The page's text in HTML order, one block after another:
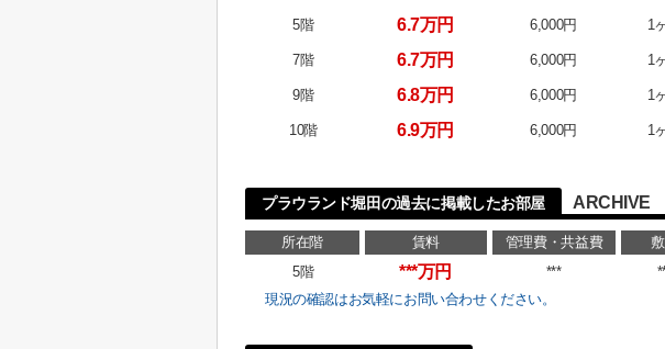
5階 6.7万円 6,000円 1
7階 6.7万円 6,000円 1
9階 6.8万円 6,000円 1
10階 6.9万円 6,000円 1
プラウランド堀田の過去に掲載したお部屋 ARCHIVE
所在階 賃料 管理費・共益費
5階
***万円 ***
現況の確認はお気軽にお問い合わせください。